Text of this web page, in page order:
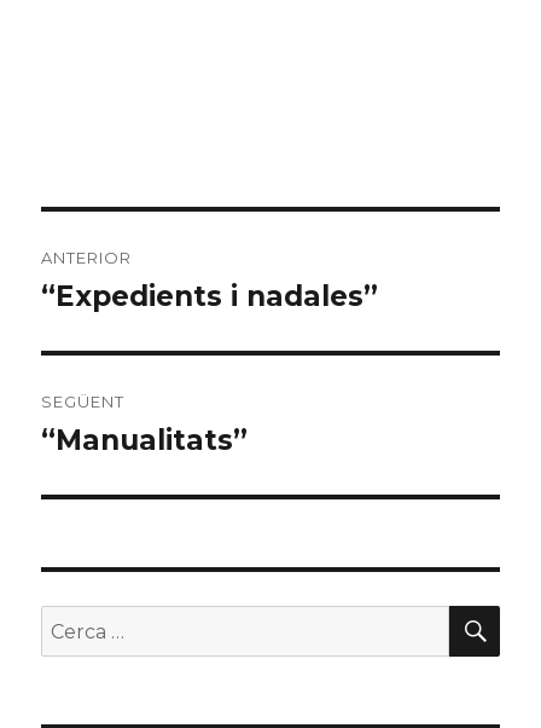
d'entrades
ANTERIOR
Entrada
“Expedients i nadales”
SEGÜENT
Entrada
“Manualitats”
Buscar
per: